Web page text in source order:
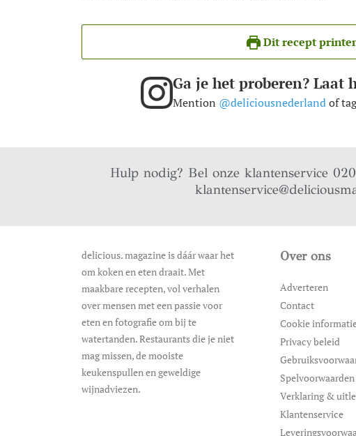
Dit recept
Ga je het proberen? Laat
Mention @deliciousnederlandof
Hulp nodig? Bel onze klantenservice
delicious. magazine is dáár waar het
om koken en eten draait. Met
maakbare recepten, vol verhalen
over mensen met een passie voor
eten en fotografie om bij te
watertanden. Restaurants die je niet
mag missen, de mooiste
keukenspullen en geweldige
wijnadviezen.
Over ons
Adverteren
Contact
Cookie
Privacy beleid
Spelvoorwaarden
Verklaring &
Klantenservice